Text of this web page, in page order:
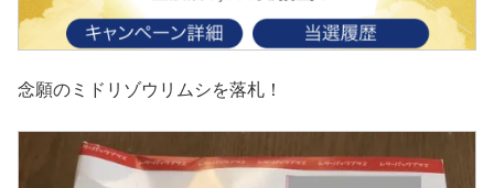
念願のミドリゾウリムシを落札！